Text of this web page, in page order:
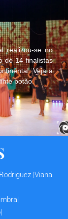
realizou-se no
de 14 finalistas
Veja a
botão.
|Viana